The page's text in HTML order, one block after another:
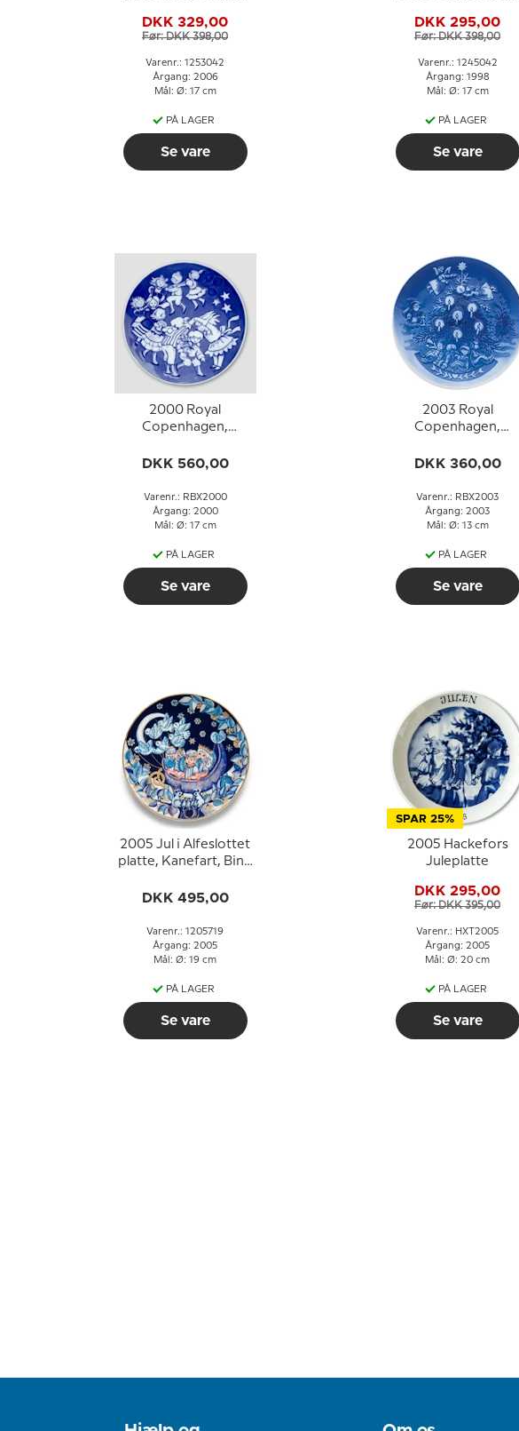
Copenhagen
DKK 329,00
Før: DKK 398,00
Varenr.: 1253042
Årgang: 2006
Mål: Ø: 17 cm
PÅ LAGER
Se vare
Copenhagen
DKK 295,00
Før: DKK 398,00
Varenr.: 1245042
Årgang: 1998
Mål: Ø: 17 cm
PÅ LAGER
Se vare
2000 Royal
Copenhagen,
DKK 560,00
Varenr.: RBX2000
Årgang: 2000
Mål: Ø: 17 cm
PÅ LAGER
Se vare
2003 Royal
Copenhagen,
DKK 360,00
Varenr.: RBX2003
Årgang: 2003
Mål: Ø: 13 cm
PÅ LAGER
Se vare
2005 Jul i Alfeslottet
platte, Kanefart, Bing
DKK 495,00
Varenr.: 1205719
Årgang: 2005
Mål: Ø: 19 cm
PÅ LAGER
Se vare
SPAR 25%
2005 Hackefors
Juleplatte
DKK 295,00
Før: DKK 395,00
Varenr.: HXT2005
Årgang: 2005
Mål: Ø: 20 cm
PÅ LAGER
Se vare